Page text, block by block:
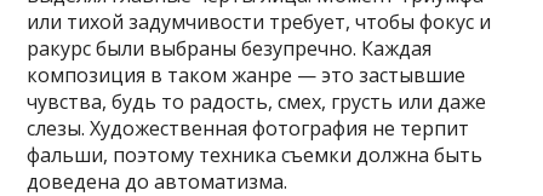
или тихой задумчивости требует, чтобы фокус и
ракурс были выбраны безупречно. Каждая
композиция в таком жанре — это застывшие
чувства, будь то радость, смех, грусть или даже
слезы. Художественная фотография не терпит
фальши, поэтому техника съемки должна быть
доведена до автоматизма.